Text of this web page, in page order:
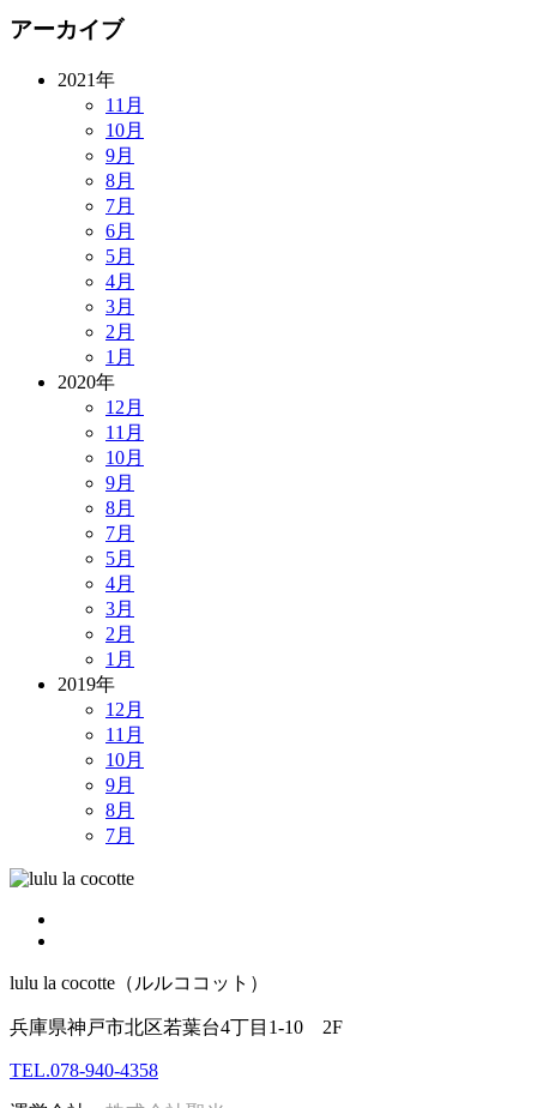
アーカイブ
2021年
11月
10月
9月
8月
7月
6月
5月
4月
3月
2月
1月
2020年
12月
11月
10月
9月
8月
7月
5月
4月
3月
2月
1月
2019年
12月
11月
10月
9月
8月
7月
lulu la cocotte（ルルココット）
兵庫県神戸市北区若葉台4丁目1-10 2F
TEL.078-940-4358